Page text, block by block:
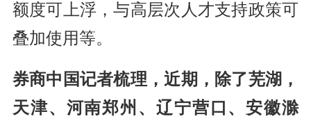
额度可上浮，与高层次人才支持政策可
叠加使用等。
券商中国记者梳理，近期，除了芜湖，
天津、河南郑州、辽宁营口、安徽滁